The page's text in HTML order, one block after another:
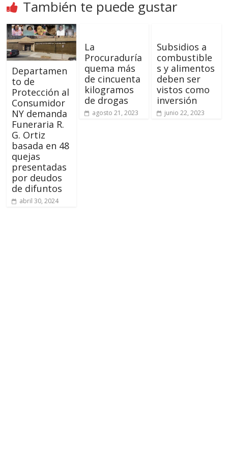
También te puede gustar
Departamen
to de
Protección al
Consumidor
NY demanda
Funeraria R.
G. Ortiz
basada en 48
quejas
presentadas
por deudos
de difuntos
abril 30, 2024
La
Procuraduría
quema más
de cincuenta
kilogramos
de drogas
agosto 21, 2023
Subsidios a
combustible
s y alimentos
deben ser
vistos como
inversión
junio 22, 2023